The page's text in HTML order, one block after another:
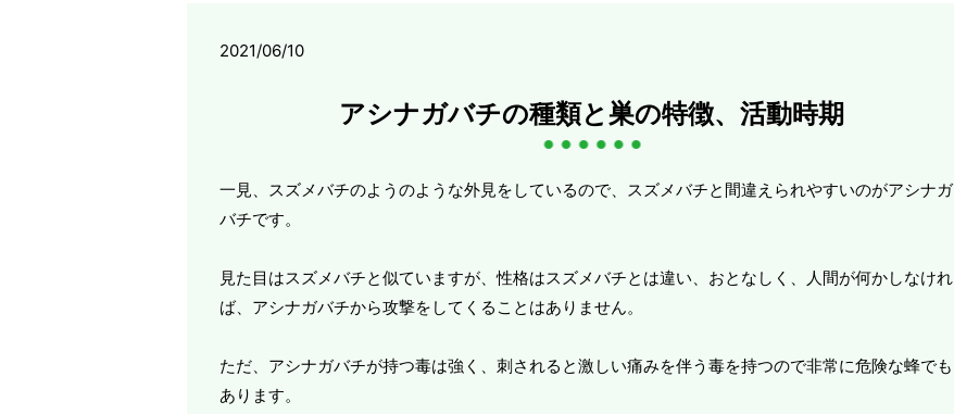
2021/06/10
アシナガバチの種類と巣の特徴、活動時期
一見、スズメバチのようのような外見をしているので、スズメバチと間違えられやすいのがアシナガ
バチです。
見た目はスズメバチと似ていますが、性格はスズメバチとは違い、おとなしく、人間が何かしなけれ
ば、アシナガバチから攻撃をしてくることはありません。
ただ、アシナガバチが持つ毒は強く、刺されると激しい痛みを伴う毒を持つので非常に危険な蜂でも
あります。